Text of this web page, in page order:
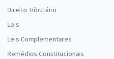
Direito Tributário
Leis
Leis Complementares
Remédios Constitucionais